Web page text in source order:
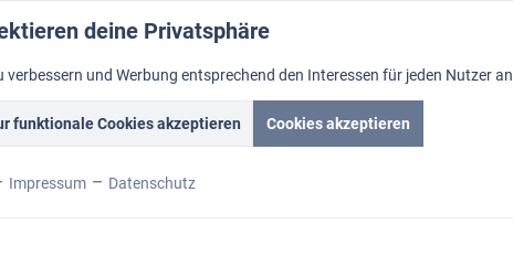
Ölbild vom Foto Foto malen lassen Gutscheine
deine Privatsphäre
und Werbung entsprechend den Interessen für jeden Nutzer
funktionale Cookies akzeptieren Cookies akzeptieren
Impressum Datenschutz